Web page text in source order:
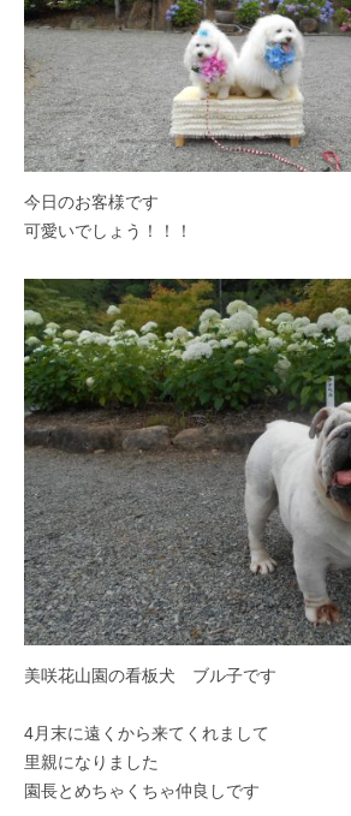
今日のお客様です
可愛いでしょう！！！
美咲花山園の看板犬 ブル子です
4月末に遠くから来てくれまして
里親になりました
園長とめちゃくちゃ仲良しです